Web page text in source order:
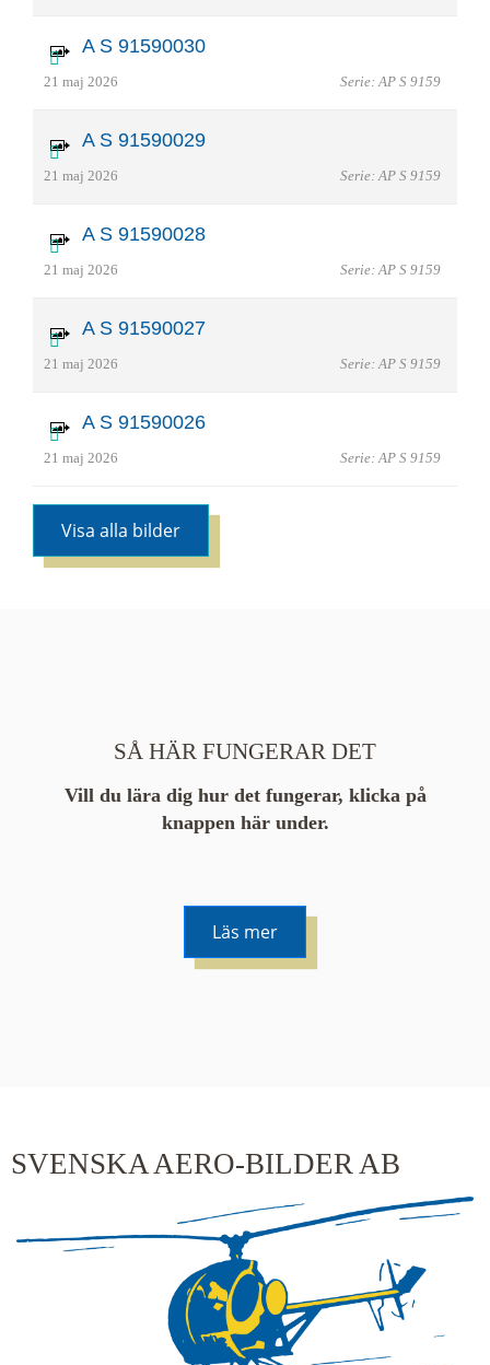
A S 91590030
21 maj 2026 Serie: AP S 9159
A S 91590029
21 maj 2026 Serie: AP S 9159
A S 91590028
21 maj 2026 Serie: AP S 9159
A S 91590027
21 maj 2026 Serie: AP S 9159
A S 91590026
21 maj 2026 Serie: AP S 9159
Visa alla bilder
SÅ HÄR FUNGERAR DET
Vill du lära dig hur det fungerar, klicka på
knappen här under.
Läs mer
SVENSKA AERO-BILDER AB